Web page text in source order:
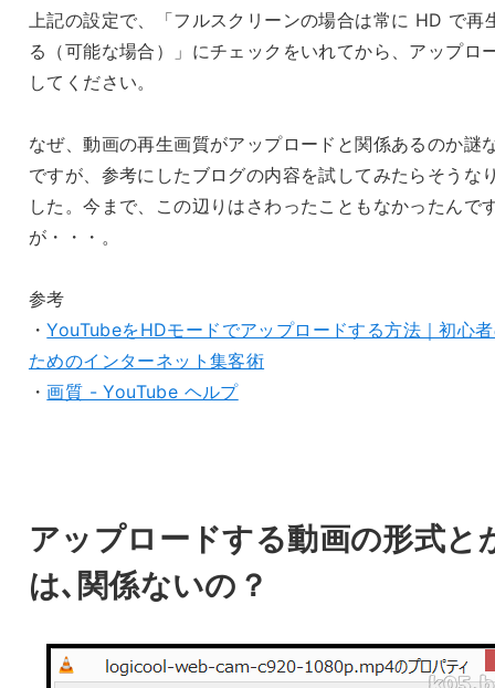
上記の設定で、「フルスクリーンの場合は常に HD で再
る（可能な場合）」にチェックをいれてから、アップロ
してください。
なぜ、動画の再生画質がアップロードと関係あるのか謎
ですが、参考にしたブログの内容を試してみたらそうな
した。今まで、この辺りはさわったこともなかったんで
が・・・。
参考
・YouTubeをHDモードでアップロードする方法｜初心
ためのインターネット集客術
・画質 - YouTube ヘルプ
アップロードする動画の形式と
は､関係ないの？